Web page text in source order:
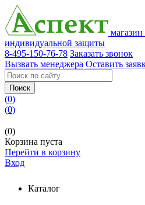
индивидуальной защиты
8-495-150-76-78 Заказать звонок
Вызвать менеджера Оставить
Поиск
(0)
(0)
(0)
Корзина пуста
Перейти в корзину
Вход
Каталог